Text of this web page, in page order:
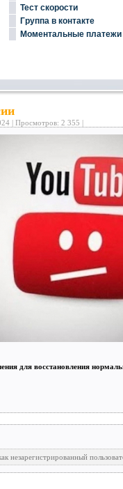
Тест скорости
Группа в контакте
Моментальные платежи
| Просмотров: 2 355 |
для восстановления
незарегистрированный